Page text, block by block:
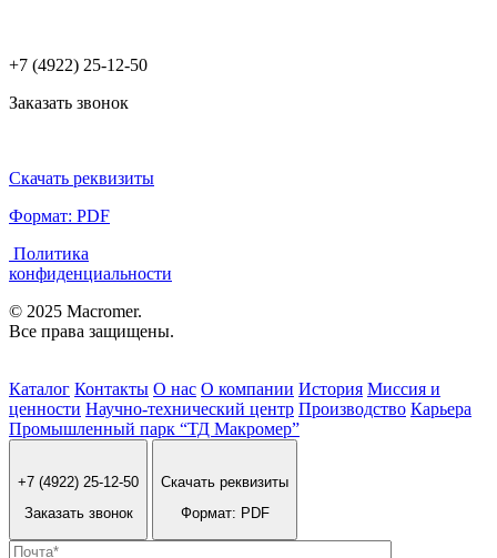
+7 (4922) 25-12-50
Заказать звонок
Скачать реквизиты
Формат: PDF
Политика
конфиденциальности
© 2025 Macromer.
Все права защищены.
Каталог Контакты О нас О компании История Миссия и
ценности Научно-технический центр Производство Карьера
Промышленный парк “ТД Макромер”
+7 (4922) 25-12-50
Заказать звонок
Скачать реквизиты
Формат: PDF